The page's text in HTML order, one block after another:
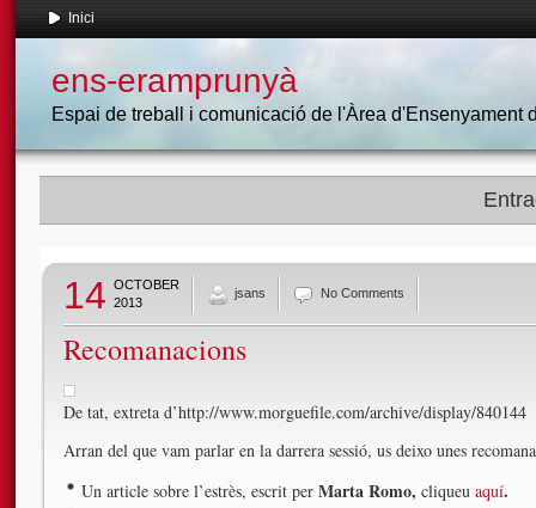
Inici
ens-eramprunyà
Espai de treball i comunicació de l'Àrea d'Ensenyament
14 OCTOBER
2013
jsans No Comments
Recomanacions
De tat, extreta d’http://www.morguefile.com/archive/display/840144
Arran del que vam parlar en la darrera sessió, us deixo unes
Un article sobre l’estrès, escrit per Marta Romo, cliqueu aquí.